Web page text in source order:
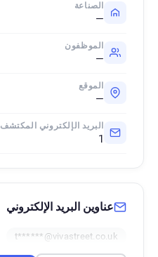
الصناعة
—
الموظفون
—
الموقع
—
البريد الإلكتروني المكتشف
1
عناوين البريد الإلكتروني
t******@vivastreet.co.uk